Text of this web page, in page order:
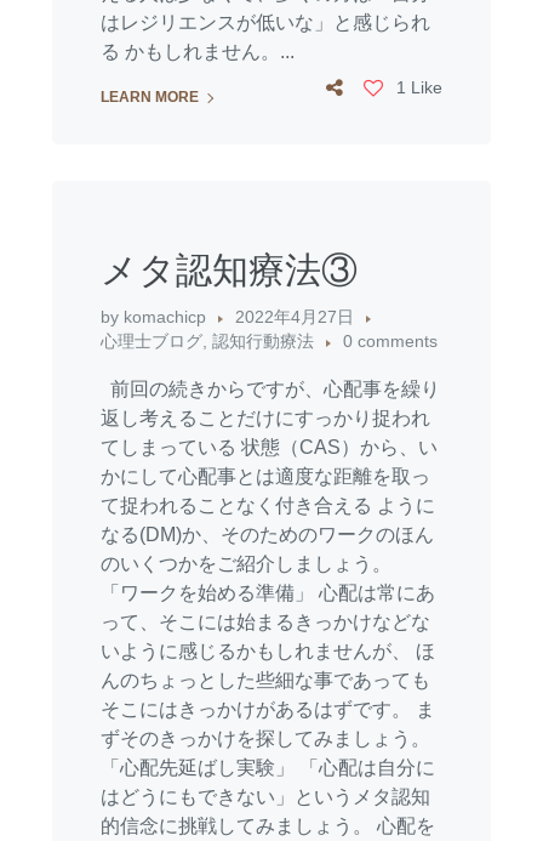
はレジリエンスが低いな」と感じられ
る かもしれません。...
LEARN MORE 1 Like
メタ認知療法③
by komachicp
2022年4月27日
心理士ブログ, 認知行動療法 0 comments
前回の続きからですが、心配事を繰り
返し考えることだけにすっかり捉われ
てしまっている 状態（CAS）から、い
かにして心配事とは適度な距離を取っ
て捉われることなく付き合える ように
なる(DM)か、そのためのワークのほん
のいくつかをご紹介しましょう。
「ワークを始める準備」 心配は常にあ
って、そこには始まるきっかけなどな
いように感じるかもしれませんが、 ほ
んのちょっとした些細な事であっても
そこにはきっかけがあるはずです。 ま
ずそのきっかけを探してみましょう。
「心配先延ばし実験」 「心配は自分に
はどうにもできない」というメタ認知
的信念に挑戦してみましょう。 心配を